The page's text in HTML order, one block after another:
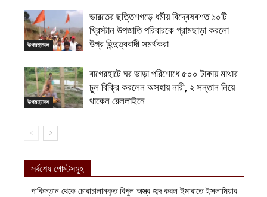
উপমহাদেশ
ভারতের ছত্তিশগড়ে ধর্মীয় বিদ্বেষবশত ১০টি
খ্রিস্টান উপজাতি পরিবারকে গ্রামছাড়া করলো
উগ্র হিন্দুত্ববাদী সমর্থকরা
উপমহাদেশ
বাগেরহাটে ঘর ভাড়া পরিশোধে ৫০০ টাকায় মাথার
চুল বিক্রি করলেন অসহায় নারী, ২ সন্তান নিয়ে
থাকেন রেললাইনে
সর্বশেষ পোস্টসমূহ
পাকিস্তান থেকে চোরাচালানকৃত বিপুল অস্ত্র জব্দ করল ইমারাতে ইসলামিয়ার